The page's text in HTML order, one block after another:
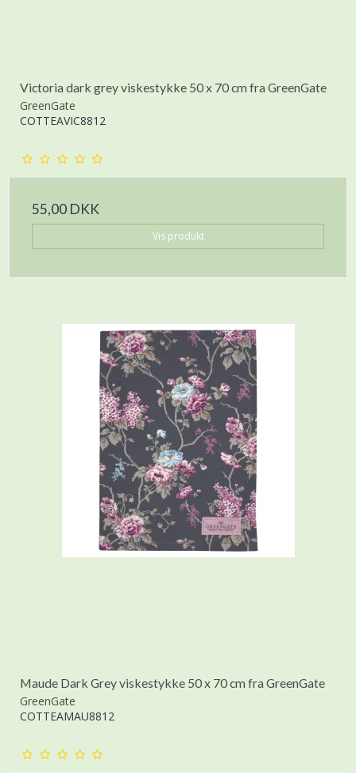
Victoria dark grey viskestykke 50 x 70 cm fra GreenGate
GreenGate
COTTEAVIC8812
55,00 DKK
Vis produkt
Maude Dark Grey viskestykke 50 x 70 cm fra GreenGate
GreenGate
COTTEAMAU8812